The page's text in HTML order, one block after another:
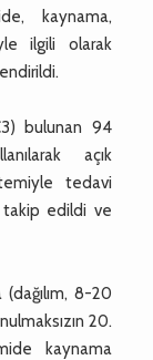
kaynama,
ilgili olarak
bulunan 94
açık
tedavi
edildi ve
8-20
20.
kaynama